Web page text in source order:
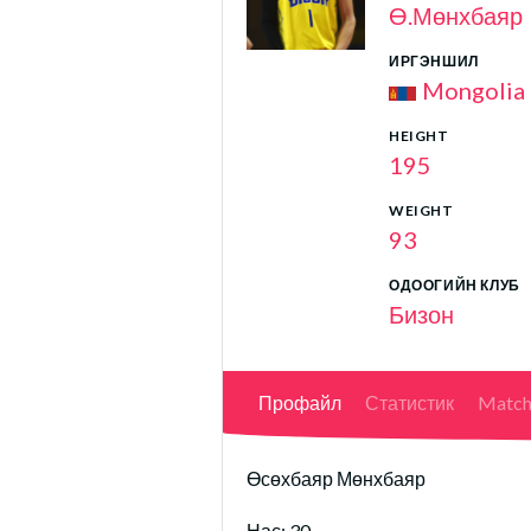
Ө.Мөнхбаяр
ИРГЭНШИЛ
Mongolia
HEIGHT
195
WEIGHT
93
ОДООГИЙН КЛУБ
Бизон
Профайл Статистик
Өсөхбаяр Мөнхбаяр